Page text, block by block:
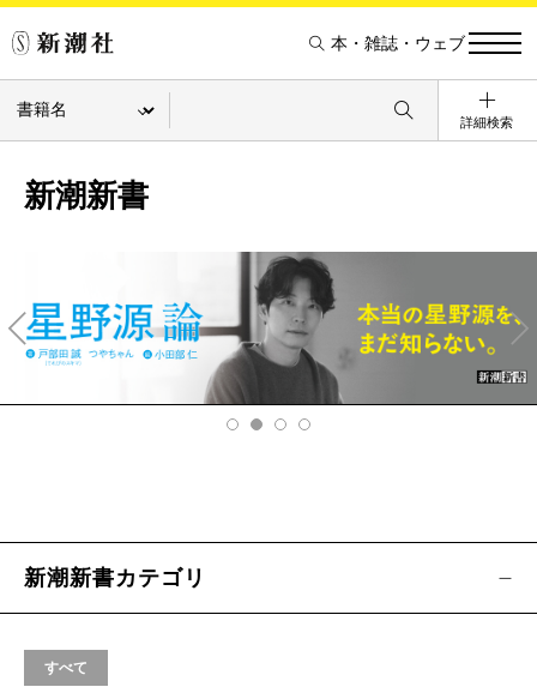
本・雑誌・ウェブ
詳細検索
新潮新書
v
Ne
xt
新潮新書カテゴリ
すべて